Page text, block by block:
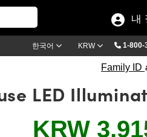
내
한국어 KRW 1-800-
Family ID
LED
KRW